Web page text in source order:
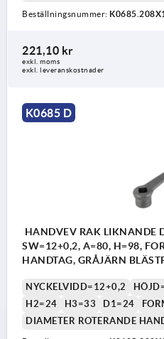
Beställningsnummer:
221,10 kr
exkl. moms
exkl. leveranskostnader
K0685 D
HANDVEV RAK LIKNANDE
SW=12+0,2, A=80, H=98,
HANDTAG, GRÅJÄRN
NYCKELVIDD=12+0,2
H2=24
H3=33 D1=24
DIAMETER ROTERANDE